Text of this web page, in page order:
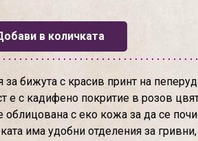
в количката
за бижута с красив принт на
е с кадифено покритие в розов
облицована с еко кожа за да се
има удобни отделения за